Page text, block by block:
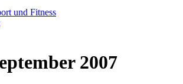
und Fitness
2007